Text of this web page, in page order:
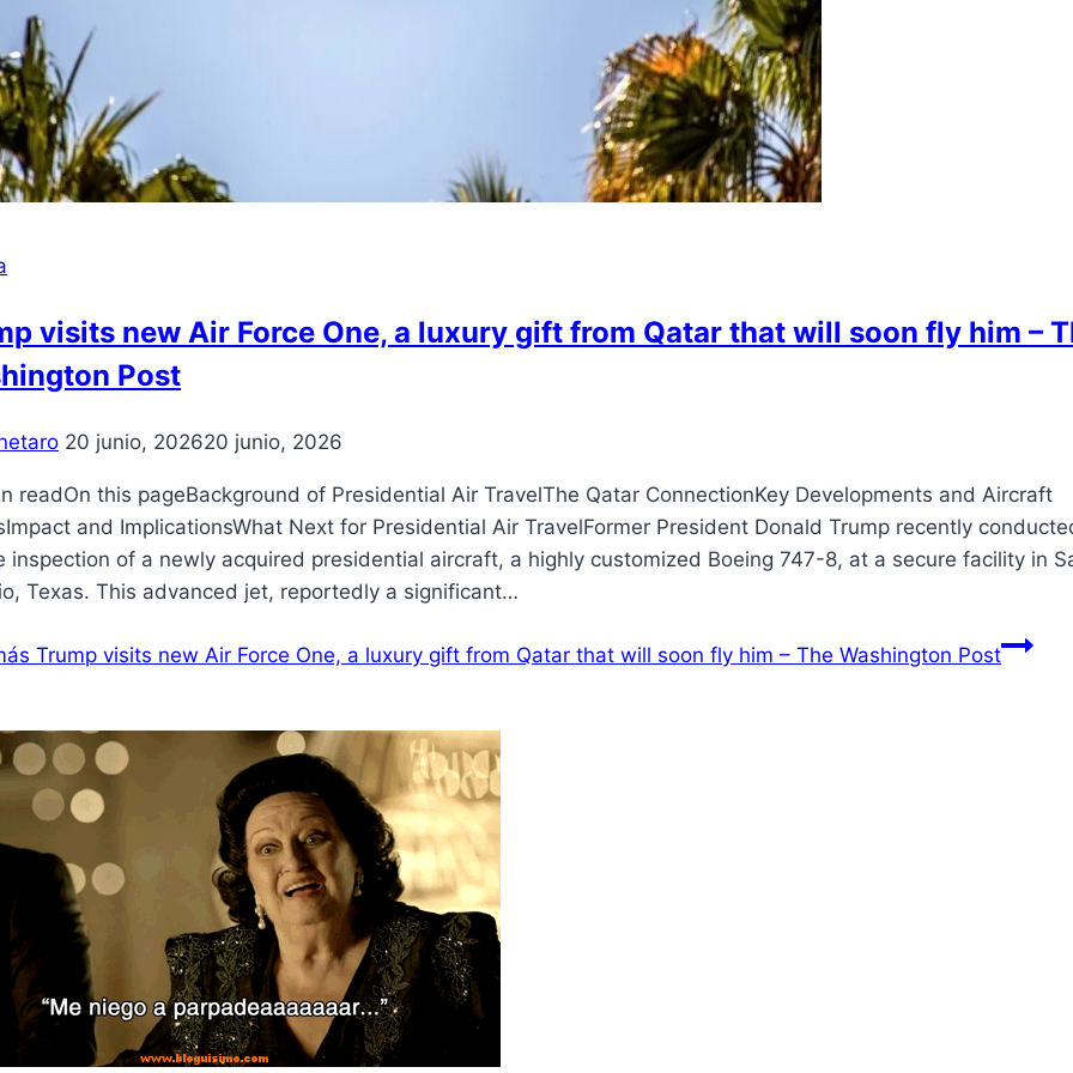
visits new Air Force One, a luxury gift from Qatar that will soon fly him –
Post
20 junio, 202620 junio, 2026
readOn this pageBackground of Presidential Air TravelThe Qatar ConnectionKey Developments and Aircraft
and ImplicationsWhat Next for Presidential Air TravelFormer President Donald Trump recently
inspection of a newly acquired presidential aircraft, a highly customized Boeing 747-8, at a secure facility in
Texas. This advanced jet, reportedly a significant…
Trump visits new Air Force One, a luxury gift from Qatar that will soon fly him – The Washington Post